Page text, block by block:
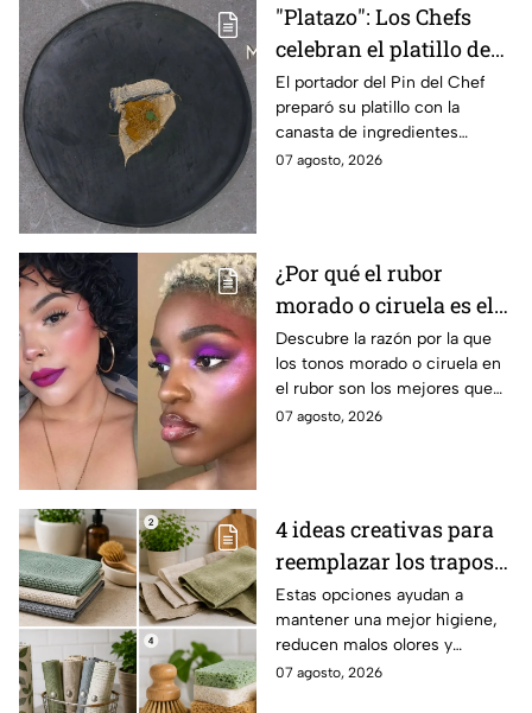
"Platazo": Los Chefs
celebran el platillo de
Lancer en la gala de
salvación de
MasterChef 24/7
El portador del Pin del Chef
preparó su platillo con la
canasta de ingredientes
exóticos que contenía erizo de
07 agosto, 2026
¿Por qué el rubor
morado o ciruela es el
mejor secreto para
iluminar las pieles
morenas?
Descubre la razón por la que
los tonos morado o ciruela en
el rubor son los mejores que
puedes elegir si tienes la piel
07 agosto, 2026
4 ideas creativas para
reemplazar los trapos
de cocina por opciones
más saludables,
modernas y elegantes
Estas opciones ayudan a
mantener una mejor higiene,
reducen malos olores y
aportan un toque moderno a la
07 agosto, 2026